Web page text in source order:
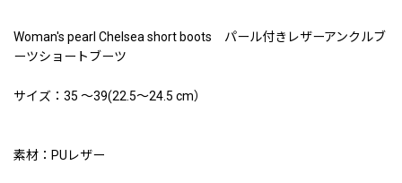
Woman's pearl Chelsea short boots パール付きレザーアンクルブ
ーツショートブーツ
サイズ：35 〜39(22.5〜24.5 cm）
素材：PUレザー